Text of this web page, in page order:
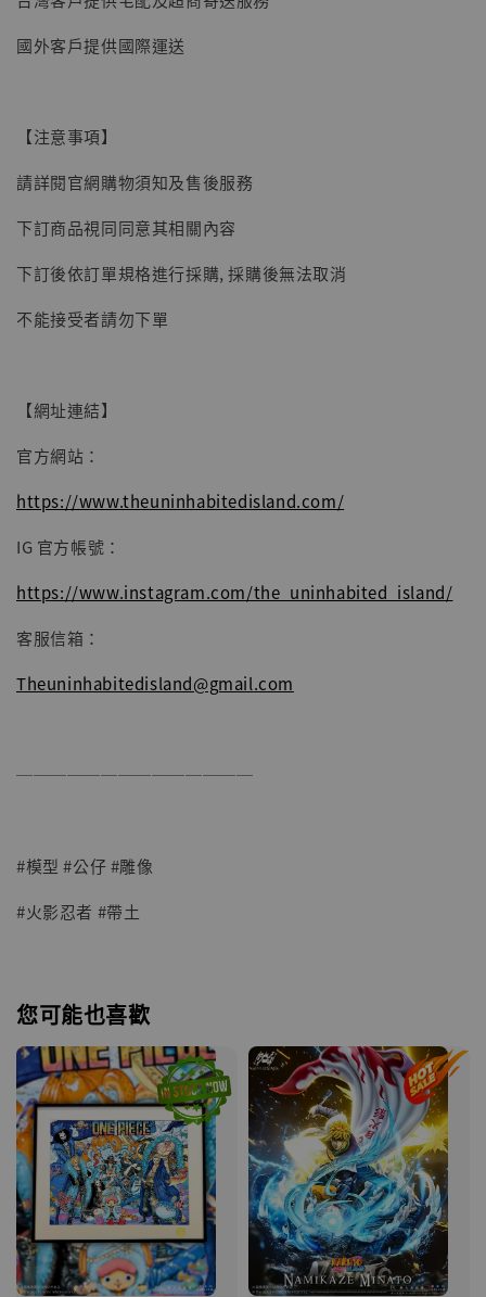
國外客戶提供國際運送
【注意事項】
請詳閱官網購物須知及售後服務
下訂商品視同同意其相關內容
下訂後依訂單規格進行採購, 採購後無法取消
不能接受者請勿下單
【網址連結】
官方網站：
https://www.theuninhabitedisland.com/
IG 官方帳號：
https://www.instagram.com/the_uninhabited_island/
客服信箱：
Theuninhabitedisland@gmail.com
──────────────
#模型 #公仔 #雕像
#火影忍者 #帶土
您可能也喜歡